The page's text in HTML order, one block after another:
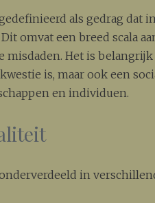
als gedrag dat
omvat een breed scala
misdaden. Het is
is, maar ook een
en individuen.
in